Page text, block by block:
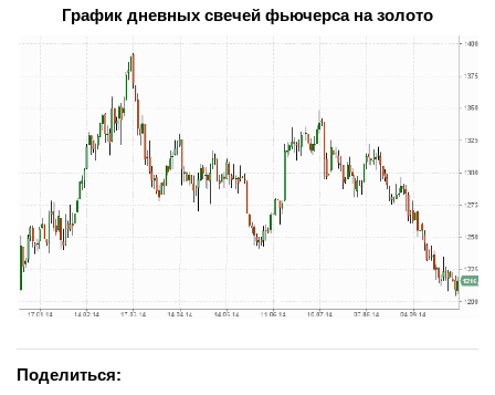
График дневных свечей фьючерса на золото
Поделиться: